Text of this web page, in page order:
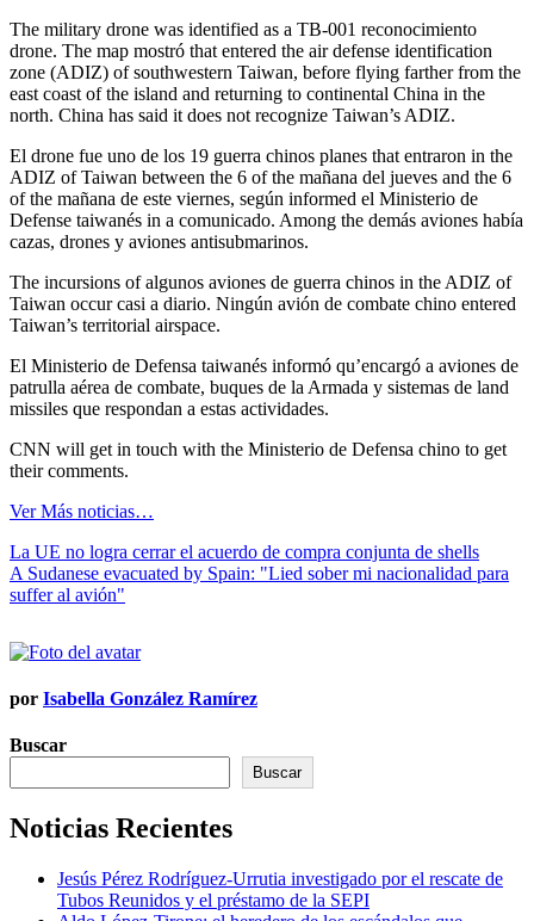
The military drone was identified as a TB-001 reconocimiento
drone. The map mostró that entered the air defense identification
zone (ADIZ) of southwestern Taiwan, before flying farther from the
east coast of the island and returning to continental China in the
north. China has said it does not recognize Taiwan’s ADIZ.
El drone fue uno de los 19 guerra chinos planes that entraron in the
ADIZ of Taiwan between the 6 of the mañana del jueves and the 6
of the mañana de este viernes, según informed el Ministerio de
Defense taiwanés in a comunicado. Among the demás aviones había
cazas, drones y aviones antisubmarinos.
The incursions of algunos aviones de guerra chinos in the ADIZ of
Taiwan occur casi a diario. Ningún avión de combate chino entered
Taiwan’s territorial airspace.
El Ministerio de Defensa taiwanés informó qu’encargó a aviones de
patrulla aérea de combate, buques de la Armada y sistemas de land
missiles que respondan a estas actividades.
CNN will get in touch with the Ministerio de Defensa chino to get
their comments.
Ver Más noticias…
Navegación
de
La UE no logra cerrar el acuerdo de compra conjunta de shells
A Sudanese evacuated by Spain: "Lied sober mi nacionalidad para
suffer al avión"
por Isabella González Ramírez
Buscar
Buscar
Noticias Recientes
Jesús Pérez Rodríguez-Urrutia investigado por el rescate de
Tubos Reunidos y el préstamo de la SEPI